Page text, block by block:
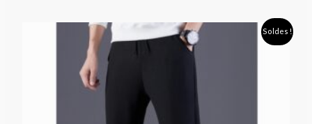
Soldes !
Plage
de
prix :
23,90 €
32,90 €